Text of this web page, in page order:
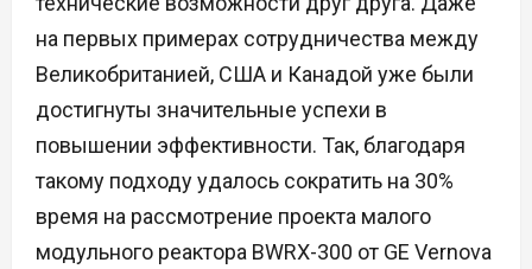
на первых примерах сотрудничества между
Великобританией, США и Канадой уже были
достигнуты значительные успехи в
повышении эффективности. Так, благодаря
такому подходу удалось сократить на 30%
время на рассмотрение проекта малого
модульного реактора BWRX-300 от GE Vernova